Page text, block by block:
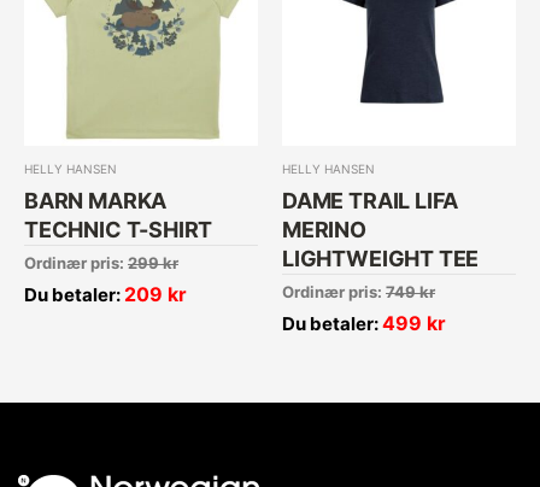
HELLY HANSEN
BARN MARKA
TECHNIC T-SHIRT
Ordinær pris: 299kr
Du betaler: 209 kr
HELLY HANSEN
DAME TRAIL LIFA
MERINO
LIGHTWEIGHT TEE
Ordinær pris: 749kr
Du betaler:499 kr